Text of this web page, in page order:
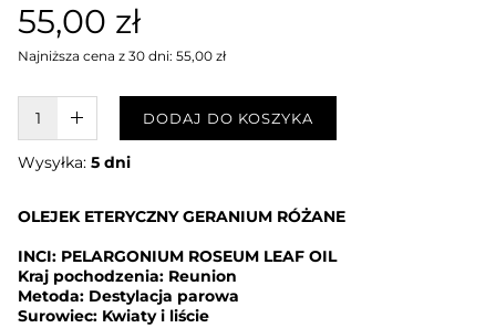
55,00 zł
Najniższa cena z 30 dni: 55,00 zł
W KOSZYKU :)DODAJ DO KOSZYKA
Wysyłka:5 dni
OLEJEK ETERYCZNY GERANIUM RÓŻANE
INCI: PELARGONIUM ROSEUM LEAF OIL
Kraj pochodzenia: Reunion
Metoda: Destylacja parowa
Surowiec: Kwiaty i liście